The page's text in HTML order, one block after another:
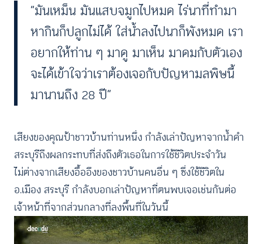
“มันเหม็น มันแสบจมูกไปหมด ไร่นาที่ทำมา
หากินก็ปลูกไม่ได้ ใส่น้ำลงไปนาก็พังหมด เรา
อยากให้ท่าน ๆ มาดู มาเห็น มาดมกับตัวเอง
จะได้เข้าใจว่าเราต้องเจอกับปัญหามลพิษนี้
มานานถึง 28 ปี”
เสียงของคุณป้าชาวบ้านท่านหนึ่ง กำลังเล่าปัญหาจากน้ำดำ
สระบุรีถึงผลกระทบที่ส่งถึงตัวเธอในการใช้ชีวิตประจำวัน
ไม่ต่างจากเสียงอื้ออึงของชาวบ้านคนอื่น ๆ ซึ่งใช้ชีวิตใน
อ.เมือง สระบุรี กำลังบอกเล่าปัญหาที่ตนพบเจอเช่นกันต่อ
เจ้าหน้าที่จากส่วนกลางที่ลงพื้นที่ในวันนี้